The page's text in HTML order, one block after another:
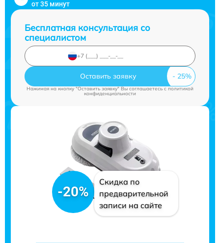
от 35 минут
Бесплатная консультация со
специалистом
Оставить заявку
Нажимая на кнопку "Оставить заявку" Вы соглашаетесь cполитикой
конфиденциальности
-20%
Скидка по
предварительной
записи на сайте